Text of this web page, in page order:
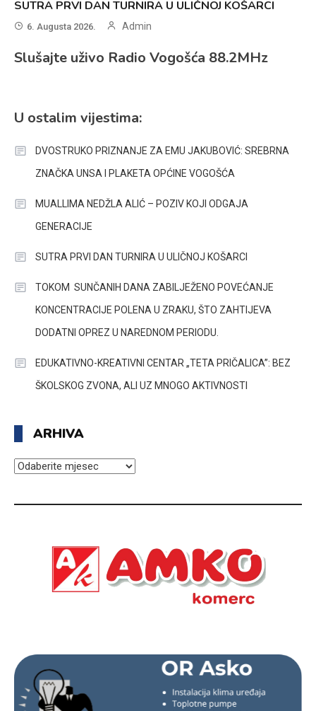
SUTRA PRVI DAN TURNIRA U ULIČNOJ KOŠARCI
6. Augusta 2026. Admin
Slušajte uživo Radio Vogošća 88.2MHz
U ostalim vijestima:
DVOSTRUKO PRIZNANJE ZA EMU JAKUBOVIĆ: SREBRNA
ZNAČKA UNSA I PLAKETA OPĆINE VOGOŠĆA
MUALLIMA NEDŽLA ALIĆ – POZIV KOJI ODGAJA
GENERACIJE
SUTRA PRVI DAN TURNIRA U ULIČNOJ KOŠARCI
TOKOM SUNČANIH DANA ZABILJEŽENO POVEĆANJE
KONCENTRACIJE POLENA U ZRAKU, ŠTO ZAHTIJEVA
DODATNI OPREZ U NAREDNOM PERIODU.
EDUKATIVNO-KREATIVNI CENTAR „TETA PRIČALICA”: BEZ
ŠKOLSKOG ZVONA, ALI UZ MNOGO AKTIVNOSTI
ARHIVA
ARHIVA